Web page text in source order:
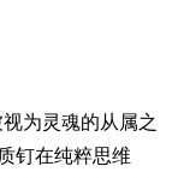
为灵魂的从属之
钉在纯粹思维